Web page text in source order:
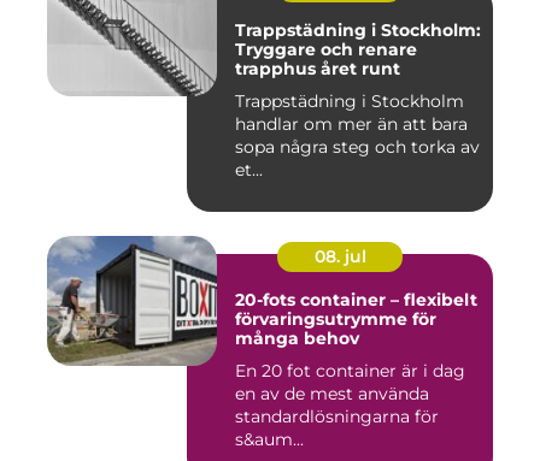
Trappstädning i Stockholm:
Tryggare och renare
trapphus året runt
Trappstädning i Stockholm
handlar om mer än att bara
sopa några steg och torka av
et...
08. jul
20-fots container – flexibelt
förvaringsutrymme för
många behov
En 20 fot container är i dag
en av de mest använda
standardlösningarna för
s&aum...